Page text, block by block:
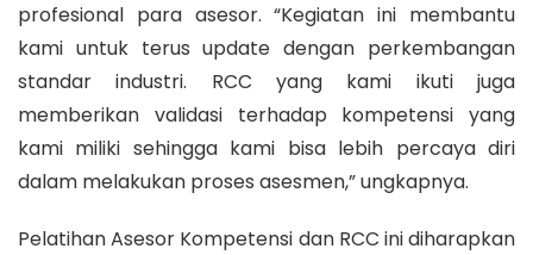
profesional para asesor. “Kegiatan ini membantu
kami untuk terus update dengan perkembangan
standar industri. RCC yang kami ikuti juga
memberikan validasi terhadap kompetensi yang
kami miliki sehingga kami bisa lebih percaya diri
dalam melakukan proses asesmen,” ungkapnya.
Pelatihan Asesor Kompetensi dan RCC ini diharapkan